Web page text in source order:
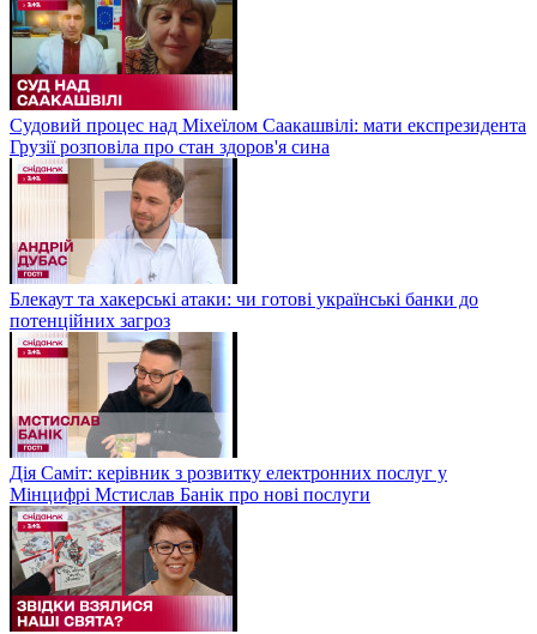
Судовий процес над Міхеїлом Саакашвілі: мати експрезидента
Грузії розповіла про стан здоров'я сина
Блекаут та хакерські атаки: чи готові українські банки до
потенційних загроз
Дія Саміт: керівник з розвитку електронних послуг у
Мінцифрі Мстислав Банік про нові послуги